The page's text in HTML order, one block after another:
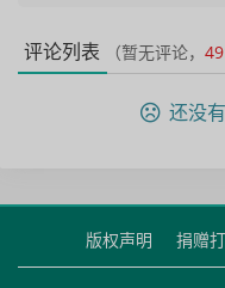
评论列表 （暂无评论，
还没
版权声明 捐赠